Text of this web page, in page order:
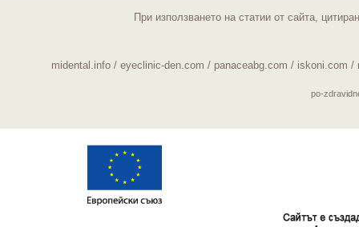
При използването на статии от сайта,
midental.info/ eyeclinic-den.com / panaceabg.com / iskoni.com /
po-